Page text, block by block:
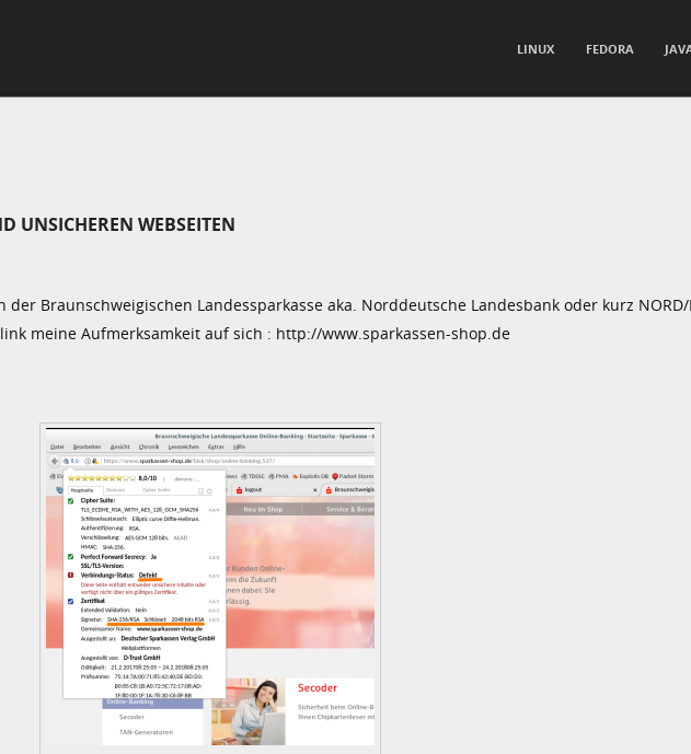
LINUX FEDORA
UNSICHEREN WEBSEITEN
Braunschweigischen Landessparkasse aka. Norddeutsche Landesbank oder kurz NORD/
meine Aufmerksamkeit auf sich : http://www.sparkassen-shop.de